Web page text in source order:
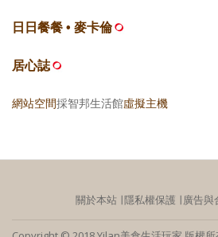
日日餐餐 • 麥卡倫
居心誌
網站空間採智邦生活館虛擬主機
關於本站 ∣隱私權保護 ∣廣告與